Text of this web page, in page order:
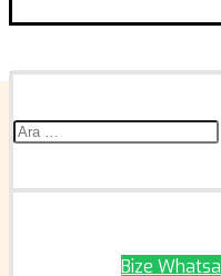
Arama:
Bize